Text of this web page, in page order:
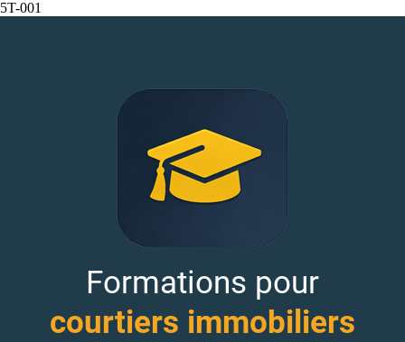
5T-001
Formations pour
courtiers immobiliers